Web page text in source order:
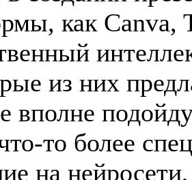
как Canva,
из них
вполне
то более
на